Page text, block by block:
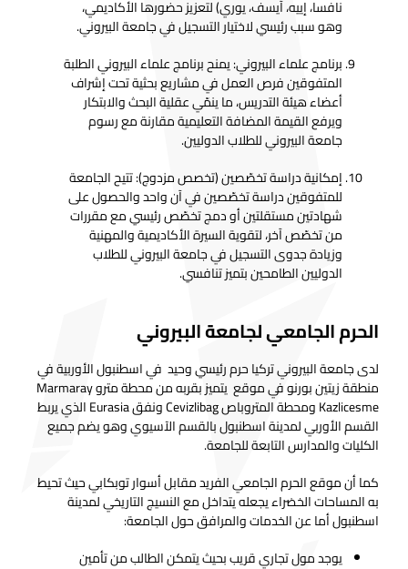
نافسا، إييه، آيسف، يوري) لتعزيز حضورها الأكاديمي،
وهو سبب رئيسي لاختيار التسجيل في جامعة البيروني.
برنامج علماء البيروني: يمنح برنامج علماء البيروني الطلبة
المتفوقين فرص العمل في مشاريع بحثية تحت إشراف
أعضاء هيئة التدريس، ما ينمّي عقلية البحث والابتكار
ويرفع القيمة المضافة التعليمية مقارنة مع رسوم
جامعة البيروني للطلاب الدوليين.
إمكانية دراسة تخصّصين (تخصص مزدوج): تتيح الجامعة
للمتفوقين دراسة تخصّصين في آن واحد والحصول على
شهادتين مستقلتين أو دمج تخصّص رئيسي مع مقررات
من تخصّص آخر، لتقوية السيرة الأكاديمية والمهنية
وزيادة جدوى التسجيل في جامعة البيروني للطلاب
الدوليين الطامحين بتميز تنافسي.
الحرم الجامعي لجامعة البيروني
لدى جامعة البيروني تركيا حرم رئيسي وحيد في اسطنبول الأوربية في
منطقة زيتين بورنو في موقع يتميز بقربه من محطة مترو Marmaray
Kazlicesme ومحطة المتروباص Cevizlibag ونفق Eurasia الذي يربط
القسم الأوربي لمدينة اسطنبول بالقسم الآسيوي وهو يضم جميع
الكليات والمدارس التابعة للجامعة.
كما أن موقع الحرم الجامعي الفريد مقابل أسوار توبكابي حيث تحيط
به المساحات الخضراء يجعله يتداخل مع النسيج التاريخي لمدينة
اسطنبول أما عن الخدمات والمرافق حول الجامعة:
يوجد مول تجاري قريب بحيث يتمكن الطالب من تأمين